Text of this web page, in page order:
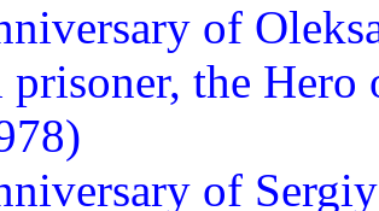
of
the
of